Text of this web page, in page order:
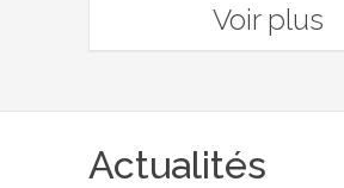
Voir plus
Actualités